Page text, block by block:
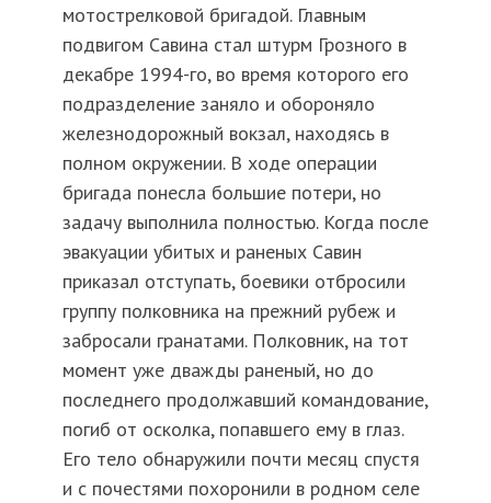
мотострелковой бригадой. Главным
подвигом Савина стал штурм Грозного в
декабре 1994-го, во время которого его
подразделение заняло и обороняло
железнодорожный вокзал, находясь в
полном окружении. В ходе операции
бригада понесла большие потери, но
задачу выполнила полностью. Когда после
эвакуации убитых и раненых Савин
приказал отступать, боевики отбросили
группу полковника на прежний рубеж и
забросали гранатами. Полковник, на тот
момент уже дважды раненый, но до
последнего продолжавший командование,
погиб от осколка, попавшего ему в глаз.
Его тело обнаружили почти месяц спустя
и с почестями похоронили в родном селе